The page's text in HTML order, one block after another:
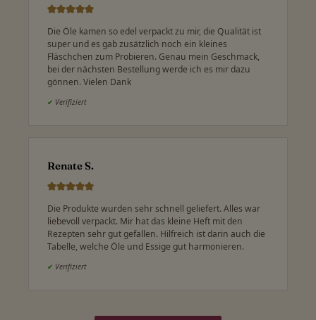
Die Öle kamen so edel verpackt zu mir, die Qualität ist
super und es gab zusätzlich noch ein kleines
Fläschchen zum Probieren. Genau mein Geschmack,
bei der nächsten Bestellung werde ich es mir dazu
gönnen. Vielen Dank
✔ Verifiziert
Renate S.
Die Produkte wurden sehr schnell geliefert. Alles war
liebevoll verpackt. Mir hat das kleine Heft mit den
Rezepten sehr gut gefallen. Hilfreich ist darin auch die
Tabelle, welche Öle und Essige gut harmonieren.
✔ Verifiziert